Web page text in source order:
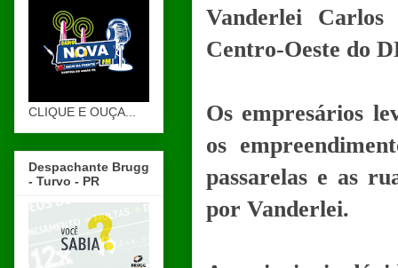
Vanderlei
Centro-Oeste do
Os empresários
os
passarelas e as
por Vanderlei.
CLIQUE E OUÇA...
Despachante Brugg
- Turvo - PR